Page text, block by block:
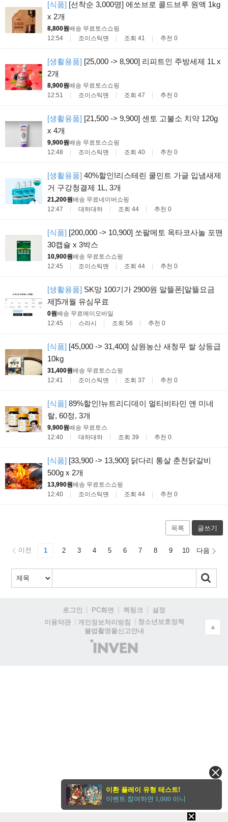
[식품] [선착순 3,000명] 에쏘브로 콜드브루 원액 1kg
x 2개
8,800원배송 무료 토스쇼핑
12:54
조이스틱맨 조회 41 추천 0
[생활용품] [25,000 -> 8,900] 리피트인 주방세제 1L x
2개
8,900원배송 무료 토스쇼핑
12:51
조이스틱맨 조회 47 추천 0
[생활용품] [21,500 -> 9,900] 센토 고불소 치약 120g
x 4개
9,900원배송 무료 토스쇼핑
12:48
조이스틱맨 조회 40 추천 0
[생활용품] 40%할인!리스테린 쿨민트 가글 입냄새제
거 구강청결제 1L, 3개
21,200원배송 무료네이버쇼핑
12:47
대하대하 조회 44 추천 0
[식품] [200,000 -> 10,900] 쏘팔메토 옥타코사놀 포맨
30캡슐 x 3박스
10,900원배송 무료 토스쇼핑
12:45
조이스틱맨 조회 44 추천 0
[생활용품] SK망 100기가 2900원 알뜰폰[알뜰요금
제]5개월 유심무료
0원배송 무료에이모바일
12:45
스라시 조회 56 추천 0
[식품] [45,000 -> 31,400] 삼원농산 새청무 쌀 상등급
10kg
31,400원배송 무료 토스쇼핑
12:41
조이스틱맨 조회 37 추천 0
[식품] 89%할인!뉴트리디데이 멀티비타민 앤 미네
랄, 60정, 3개
9,900원배송 무료 토스
12:40
대하대하 조회 39 추천 0
[식품] [33,900 -> 13,900] 닭다리 통살 춘천닭갈비
500g x 2개
13,990원배송 무료 토스쇼핑
12:40
조이스틱맨 조회 44 추천 0
목록 글쓰기
이전 1 2 3 4 5 6 7 8 9 10 다음
로그인 PC화면 퀵링크
설정
이용약관
개인정보처리방침
청소년보호정책
불법촬영물신고안내
(주)
인
▲
이환 플레이 유형 테스트!
이벤트 참여하면 1,000 이니